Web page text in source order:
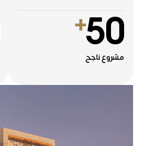
مشروع ناجح
50
+